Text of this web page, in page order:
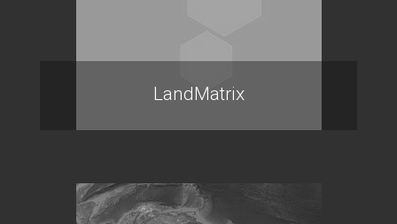
LandMatrix